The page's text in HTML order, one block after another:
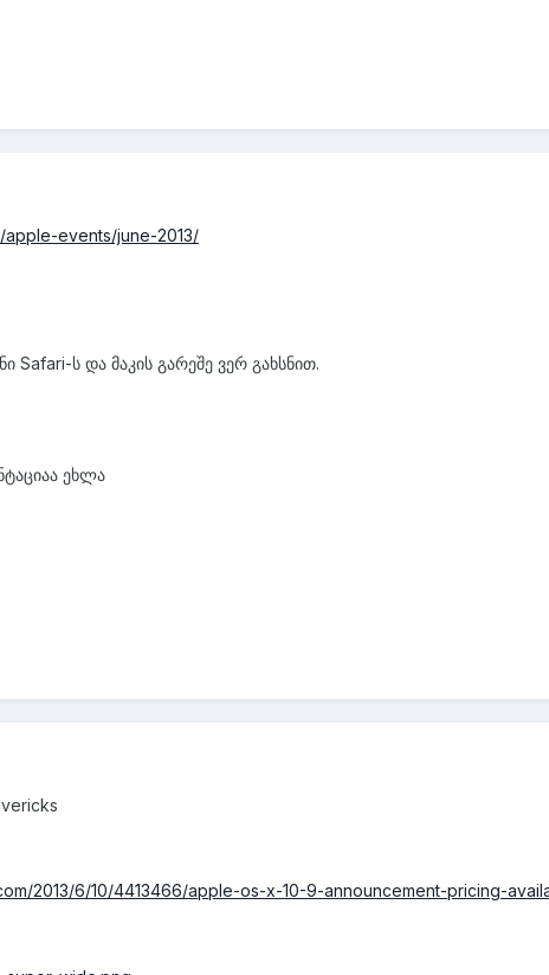
apple-events/june-2013/
Safari-ს და მაკის გარეშე ვერ გახსნით.
ეხლა
2013/6/10/4413466/apple-os-x-10-9-announcement-pricing-